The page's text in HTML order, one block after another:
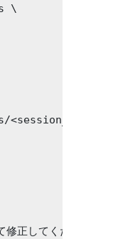
\
events \
正してください。"